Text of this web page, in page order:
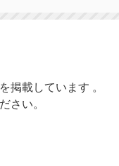
掲載しています 。
さい。